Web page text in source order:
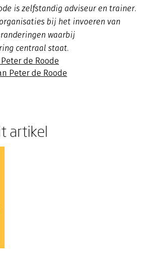
is zelfstandig adviseur en trainer.
bij het invoeren van
waarbij
centraal staat.
de Roode
Peter de Roode
artikel